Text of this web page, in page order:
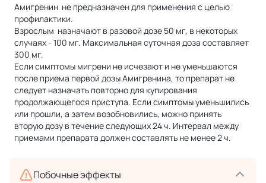
Амигренин не предназначен для применения с целью
профилактики.
Взрослым назначают в разовой дозе 50 мг, в некоторых
случаях - 100 мг. Максимальная суточная доза составляет
300 мг.
Если симптомы мигрени не исчезают и не уменьшаются
после приема первой дозы Амигренина, то препарат не
следует назначать повторно для купирования
продолжающегося приступа. Если симптомы уменьшились
или прошли, а затем возобновились, можно принять
вторую дозу в течение следующих 24 ч. Интервал между
приемами препарата должен составлять не менее 2 ч.
Побочные эффекты